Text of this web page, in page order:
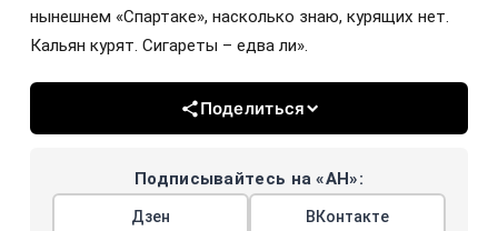
нынешнем «Спартаке», насколько знаю, курящих нет.
Кальян курят. Сигареты – едва ли».
Поделиться
Подписывайтесь на «АН»:
Дзен ВКонтакте